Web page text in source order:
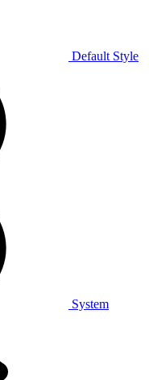
Default Style
System